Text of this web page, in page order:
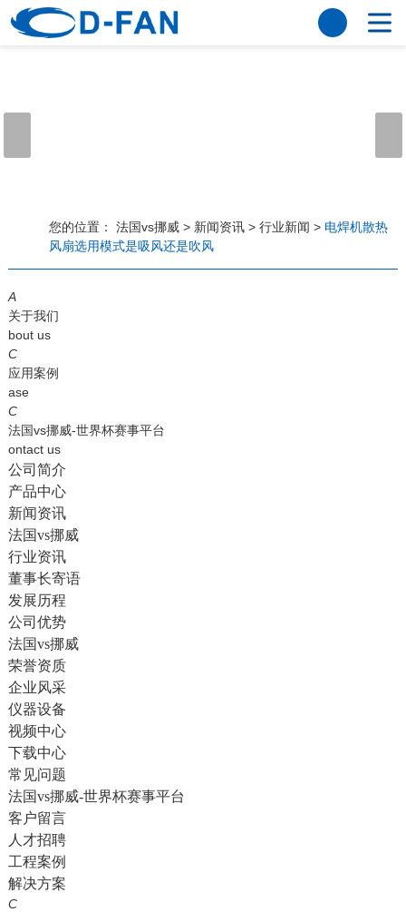
法国vs挪威
应用案例
工程案例
解决方案
新闻资讯
法国vs挪威
行业资讯
常见问题
法国vs挪威-世界杯赛事平台
您的位置： 法国vs挪威> 新闻资讯> 行业新闻 > 电焊机散热
风扇选用模式是吸风还是吹风
A
关于我们
bout us
C
应用案例
ase
C
法国vs挪威-世界杯赛事平台
ontact us
公司简介
产品中心
新闻资讯
法国vs挪威
行业资讯
董事长寄语
发展历程
公司优势
法国vs挪威
荣誉资质
企业风采
仪器设备
视频中心
下载中心
常见问题
法国vs挪威-世界杯赛事平台
客户留言
人才招聘
工程案例
解决方案
C